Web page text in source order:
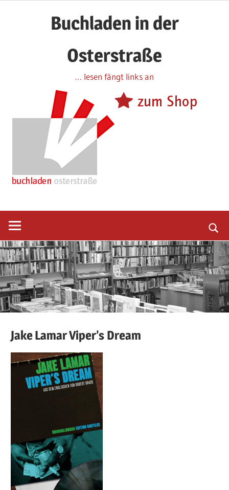
Buchladen in der
Osterstraße
… lesen fängt links an
JakeLamarViper’s Dream